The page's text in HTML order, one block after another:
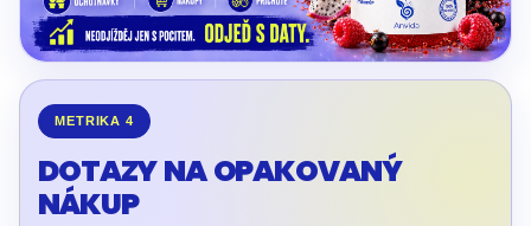
METRIKA 4
DOTAZY NA OPAKOVANÝ
NÁKUP